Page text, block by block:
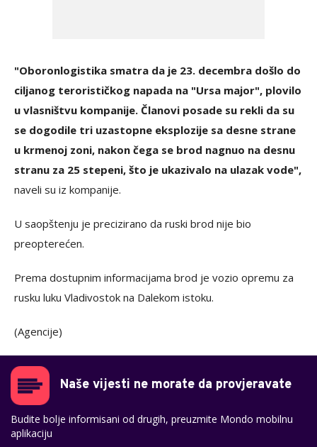
"Oboronlogistika smatra da je 23. decembra došlo do
ciljanog terorističkog napada na "Ursa major", plovilo
u vlasništvu kompanije. Članovi posade su rekli da su
se dogodile tri uzastopne eksplozije sa desne strane
u krmenoj zoni, nakon čega se brod nagnuo na desnu
stranu za 25 stepeni, što je ukazivalo na ulazak vode",
naveli su iz kompanije.
U saopštenju je precizirano da ruski brod nije bio
preopterećen.
Prema dostupnim informacijama brod je vozio opremu za
rusku luku Vladivostok na Dalekom istoku.
(Agencije)
Naše vijesti ne morate da provjeravate
Budite bolje informisani od drugih, preuzmite Mondo mobilnu
aplikaciju